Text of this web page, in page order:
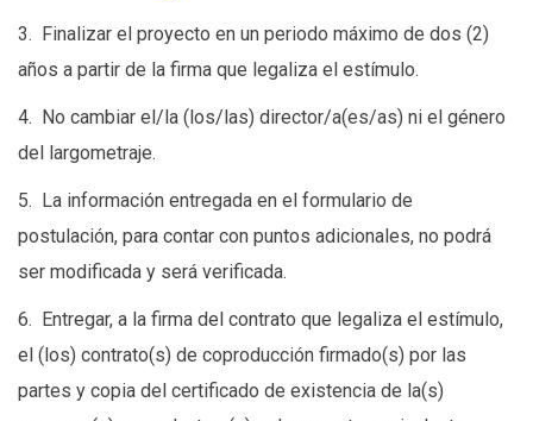
3. Finalizar el proyecto en un periodo máximo de dos (2)
años a partir de la firma que legaliza el estímulo.
4. No cambiar el/la (los/las) director/a(es/as) ni el género
del largometraje.
5. La información entregada en el formulario de
postulación, para contar con puntos adicionales, no podrá
ser modificada y será verificada.
6. Entregar, a la firma del contrato que legaliza el estímulo,
el (los) contrato(s) de coproducción firmado(s) por las
partes y copia del certificado de existencia de la(s)